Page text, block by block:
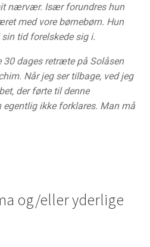
nærvær. Især forundres hun
med vore børnebørn. Hun
tid forelskede sig i.
dages retræte på Solåsen
Når jeg ser tilbage, ved jeg
der førte til denne
ikke forklares. Man må
og/eller yderlige